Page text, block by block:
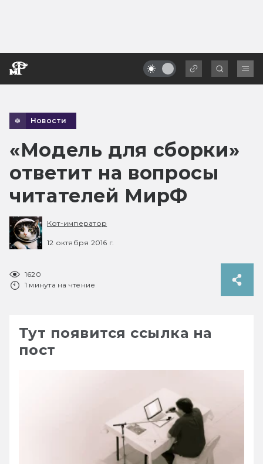
Новости
«Модель для сборки»
ответит на вопросы
читателей МирФ
Кот-император
12 октября 2016 г.
1620
1 минута на чтение
Тут появится ссылка на
пост